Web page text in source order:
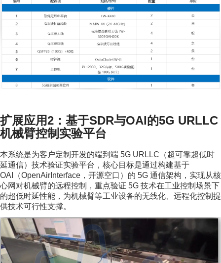
扩展应用2：基于SDR与OAI的5G URLLC
机械臂控制实验平台
本系统是为客户定制开发的端到端 5G URLLC（超可靠超低时
延通信）技术验证实验平台，核心目标是通过构建基于
OAI（OpenAirInterface，开源空口）的 5G 通信架构，实现从核
心网对机械臂的远程控制，重点验证 5G 技术在工业控制场景下
的超低时延性能，为机械臂等工业设备的无线化、远程化控制提
供技术可行性支撑。